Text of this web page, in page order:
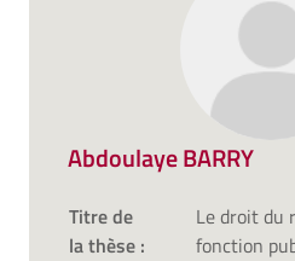
Abdoulaye BARRY
Titre de
la thèse :
Le droit du
fonction